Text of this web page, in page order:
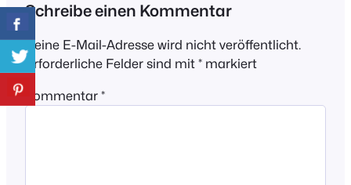
Schreibe einen Kommentar
Deine E-Mail-Adresse wird nicht veröffentlicht.
Erforderliche Felder sind mit * markiert
Kommentar *